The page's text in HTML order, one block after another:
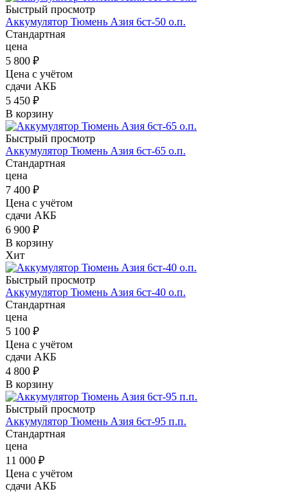
Быстрый просмотр
Аккумулятор Тюмень Азия 6ст-50 о.п.
Стандартная
цена
5 800 ₽
Цена с учётом
сдачи АКБ
5 450 ₽
В корзину
Быстрый просмотр
Аккумулятор Тюмень Азия 6ст-65 о.п.
Стандартная
цена
7 400 ₽
Цена с учётом
сдачи АКБ
6 900 ₽
В корзину
Хит
Быстрый просмотр
Аккумулятор Тюмень Азия 6ст-40 о.п.
Стандартная
цена
5 100 ₽
Цена с учётом
сдачи АКБ
4 800 ₽
В корзину
Быстрый просмотр
Аккумулятор Тюмень Азия 6ст-95 п.п.
Стандартная
цена
11 000 ₽
Цена с учётом
сдачи АКБ